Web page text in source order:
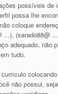
possíveis de
possa lhe
coloque
...), (sarado88@
adequado, não
tudo.
não possui,